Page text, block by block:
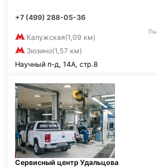
+7 (499) 288-05-36
Калужская(1,09 км)
Зюзино(1,57 км)
Научный п-д, 14А, стр.8
Сервисный центр Удальцова